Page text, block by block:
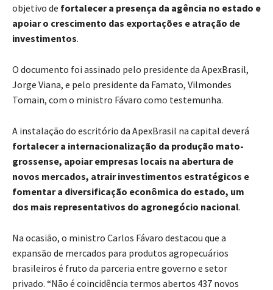
objetivo de fortalecer a presença da agência no estado e
apoiar o crescimento das exportações e atração de
investimentos.
O documento foi assinado pelo presidente da ApexBrasil,
Jorge Viana, e pelo presidente da Famato, Vilmondes
Tomain, com o ministro Fávaro como testemunha.
A instalação do escritório da ApexBrasil na capital deverá
fortalecer a internacionalização da produção mato-
grossense, apoiar empresas locais na abertura de
novos mercados, atrair investimentos estratégicos e
fomentar a diversificação econômica do estado, um
dos mais representativos do agronegócio nacional.
Na ocasião, o ministro Carlos Fávaro destacou que a
expansão de mercados para produtos agropecuários
brasileiros é fruto da parceria entre governo e setor
privado. “Não é coincidência termos abertos 437 novos